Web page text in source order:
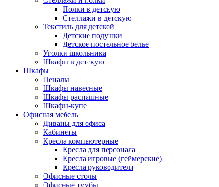
Полки в детскую
Стеллажи в детскую
Текстиль для детской
Детские подушки
Детское постельное белье
Уголки школьника
Шкафы в детскую
Шкафы
Пеналы
Шкафы навесные
Шкафы распашные
Шкафы-купе
Офисная мебель
Диваны для офиса
Кабинеты
Кресла компьютерные
Кресла для персонала
Кресла игровые (геймерские)
Кресла руководителя
Офисные столы
Офисные тумбы